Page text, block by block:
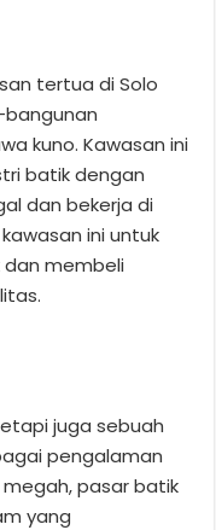
tertua di Solo
kuno. Kawasan ini
batik dengan
dan bekerja di
ini untuk
membeli
juga sebuah
pengalaman
pasar batik
yang